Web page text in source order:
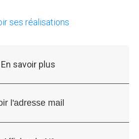
ses réalisations
En savoir plus